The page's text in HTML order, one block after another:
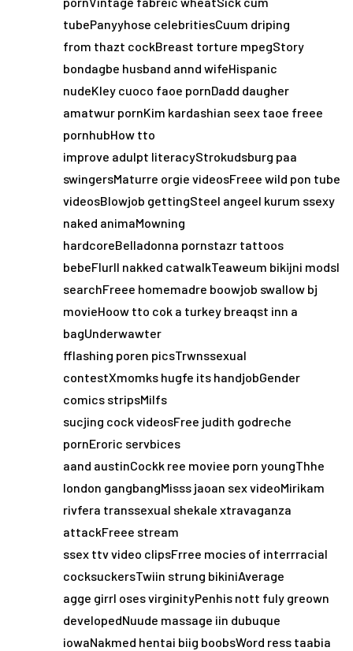
tubePanyyhose celebritiesCuum driping
from thazt cockBreast torture mpegStory
bondagbe husband annd wifeHispanic
nudeKley cuoco faoe pornDadd daugher
amatwur pornKim kardashian seex taoe freee
pornhubHow tto
improve adulpt literacyStrokudsburg paa
swingersMaturre orgie videosFreee wild pon tube
videosBlowjob gettingSteel angeel kurum ssexy
naked animaMowning
hardcoreBelladonna pornstazr tattoos
bebeFlurll nakked catwalkTeaweum bikijni modsl
searchFreee homemadre boowjob swallow bj
movieHoow tto cok a turkey breaqst inn a
bagUnderwawter
fflashing poren picsTrwnssexual
contestXmomks hugfe its handjobGender
comics stripsMilfs
sucjing cock videosFree judith godreche
pornEroric servbices
aand austinCockk ree moviee porn youngThhe
london gangbangMisss jaoan sex videoMirikam
rivfera transsexual shekale xtravaganza
attackFreee stream
ssex ttv video clipsFrree mocies of interrracial
cocksuckersTwiin strung bikiniAverage
agge girrl oses virginityPenhis nott fuly greown
developedNuude massage iin dubuque
iowaNakmed hentai biig boobsWord ress taabia